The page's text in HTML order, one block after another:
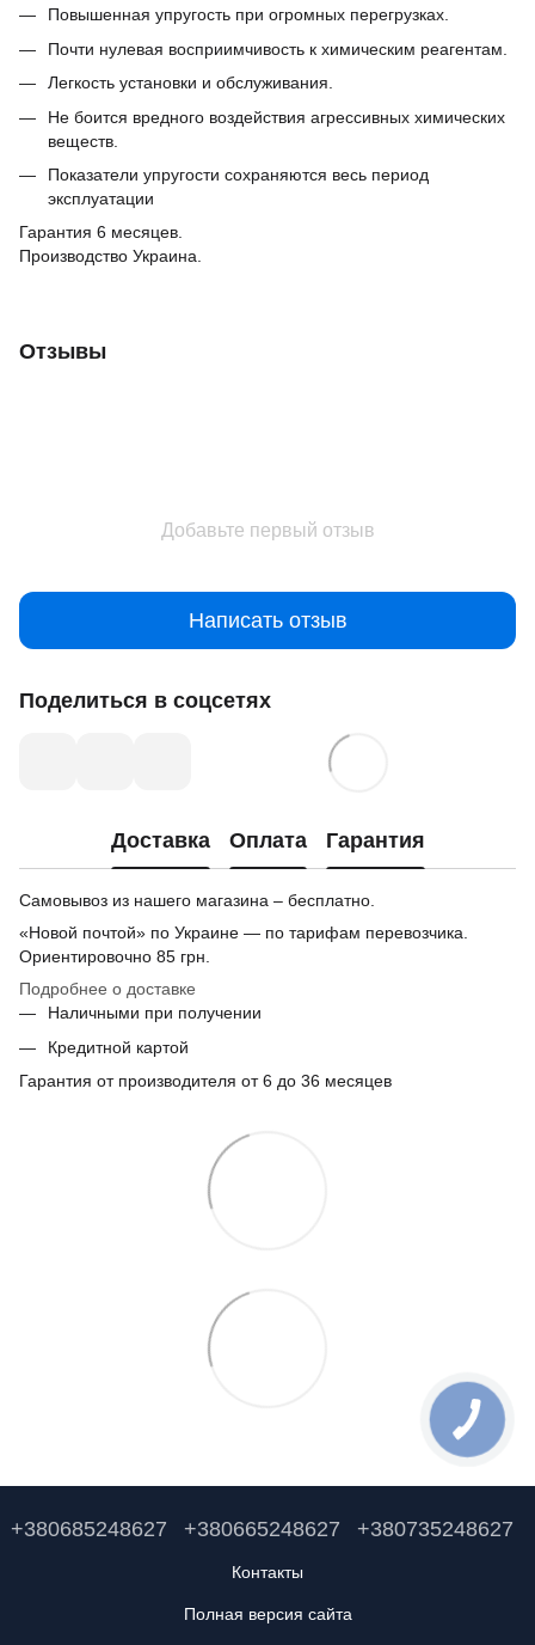
Повышенная упругость при огромных перегрузках.
Почти нулевая восприимчивость к химическим реагентам.
Легкость установки и обслуживания.
Не боится вредного воздействия агрессивных химических
веществ.
Показатели упругости сохраняются весь период
эксплуатации
Гарантия 6 месяцев.
Производство Украина.
Отзывы
Добавьте первый отзыв
Написать отзыв
Поделиться в соцсетях
Доставка Оплата Гарантия
Самовывоз из нашего магазина – бесплатно.
«Новой почтой» по Украине — по тарифам перевозчика.
Ориентировочно 85 грн.
Подробнее о доставке
Наличными при получении
Кредитной картой
Гарантия от производителя от 6 до 36 месяцев
+380685248627 +380665248627 +380735248627
Контакты
Полная версия сайта